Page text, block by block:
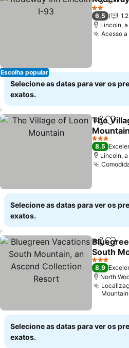
Escolha popular
Partilhar
2 Estrelas
6,5
Lincoln,
Acesso
Selecione as datas para ver os
exatos.
Partilhar
The
Mountain
3 Estrelas
8,5
Lincoln,
Selecione as datas para ver os
exatos.
Partilhar
South
Ascend
3 Estrelas
8,9
North
Selecione as datas para ver os
exatos.